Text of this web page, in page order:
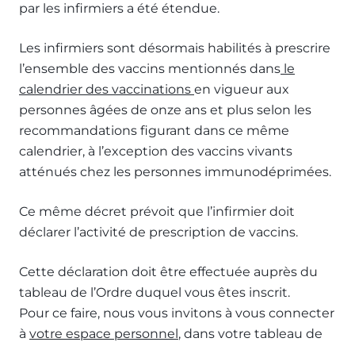
par les infirmiers a été étendue.
Les infirmiers sont désormais habilités à prescrire
l’ensemble des vaccins mentionnés dans le
calendrier des vaccinations en vigueur aux
personnes âgées de onze ans et plus selon les
recommandations figurant dans ce même
calendrier, à l’exception des vaccins vivants
atténués chez les personnes immunodéprimées.
Ce même décret prévoit que l’infirmier doit
déclarer l’activité de prescription de vaccins.
Cette déclaration doit être effectuée auprès du
tableau de l’Ordre duquel vous êtes inscrit.
Pour ce faire, nous vous invitons à vous connecter
à votre espace personnel, dans votre tableau de